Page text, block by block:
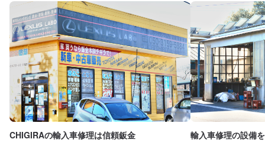
CHIGIRAの輸入車修理は信頼鈑金 輸入車修理の設備